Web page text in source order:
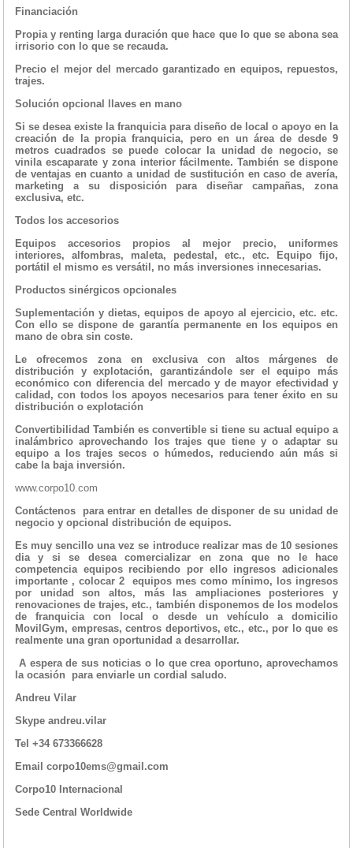
Financiación
Propia y renting larga duración que hace que lo que se abona sea
irrisorio con lo que se recauda.
Precio el mejor del mercado garantizado en equipos, repuestos,
trajes.
Solución opcional llaves en mano
Si se desea existe la franquicia para diseño de local o apoyo en la
creación de la propia franquicia, pero en un área de desde 9
metros cuadrados se puede colocar la unidad de negocio, se
vinila escaparate y zona interior fácilmente. También se dispone
de ventajas en cuanto a unidad de sustitución en caso de avería,
marketing a su disposición para diseñar campañas, zona
exclusiva, etc.
Todos los accesorios
Equipos accesorios propios al mejor precio, uniformes
interiores, alfombras, maleta, pedestal, etc., etc. Equipo fijo,
portátil el mismo es versátil, no más inversiones innecesarias.
Productos sinérgicos opcionales
Suplementación y dietas, equipos de apoyo al ejercicio, etc. etc.
Con ello se dispone de garantía permanente en los equipos en
mano de obra sin coste.
Le ofrecemos zona en exclusiva con altos márgenes de
distribución y explotación, garantizándole ser el equipo más
económico con diferencia del mercado y de mayor efectividad y
calidad, con todos los apoyos necesarios para tener éxito en su
distribución o explotación
Convertibilidad También es convertible si tiene su actual equipo a
inalámbrico aprovechando los trajes que tiene y o adaptar su
equipo a los trajes secos o húmedos, reduciendo aún más si
cabe la baja inversión.
www.corpo10.com
Contáctenos para entrar en detalles de disponer de su unidad de
negocio y opcional distribución de equipos.
Es muy sencillo una vez se introduce realizar mas de 10 sesiones
dia y si se desea comercializar en zona que no le hace
competencia equipos recibiendo por ello ingresos adicionales
importante , colocar 2 equipos mes como mínimo, los ingresos
por unidad son altos, más las ampliaciones posteriores y
renovaciones de trajes, etc., también disponemos de los modelos
de franquicia con local o desde un vehículo a domicilio
MovilGym, empresas, centros deportivos, etc., etc., por lo que es
realmente una gran oportunidad a desarrollar.
A espera de sus noticias o lo que crea oportuno, aprovechamos
la ocasión para enviarle un cordial saludo.
Andreu Vilar
Skype andreu.vilar
Tel +34 673366628
Email corpo10ems@gmail.com
Corpo10 Internacional
Sede Central Worldwide